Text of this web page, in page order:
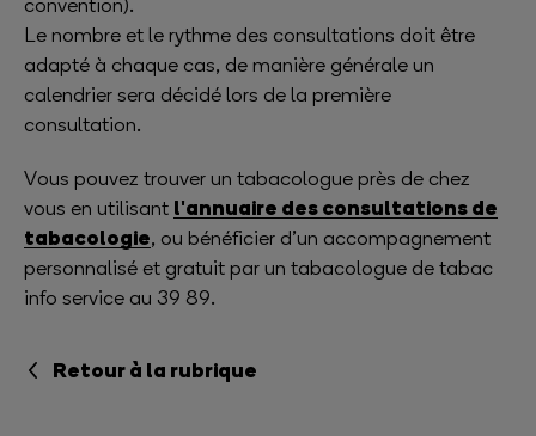
convention).
Le nombre et le rythme des consultations doit être
adapté à chaque cas, de manière générale un
calendrier sera décidé lors de la première
consultation.
Vous pouvez trouver un tabacologue près de chez
vous en utilisant l'annuaire des consultations de
tabacologie, ou bénéficier d’un accompagnement
personnalisé et gratuit par un tabacologue de tabac
info service au 39 89.
Retour à la rubrique